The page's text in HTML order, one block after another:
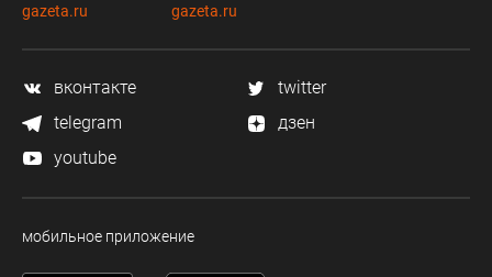
gazeta.ru
gazeta.ru
вконтакте
twitter
telegram
дзен
youtube
мобильное приложение